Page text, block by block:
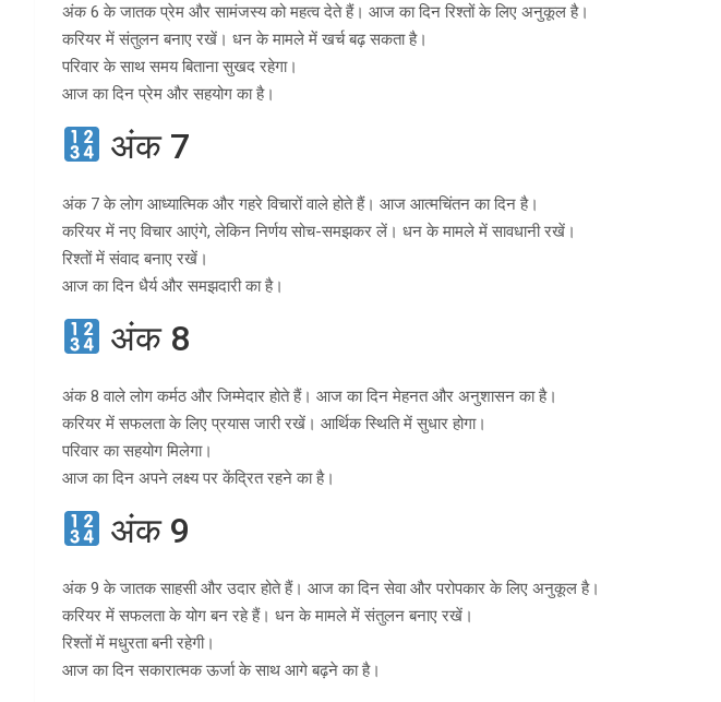
अंक 6 के जातक प्रेम और सामंजस्य को महत्व देते हैं। आज का दिन रिश्तों के लिए अनुकूल है।
करियर में संतुलन बनाए रखें। धन के मामले में खर्च बढ़ सकता है।
परिवार के साथ समय बिताना सुखद रहेगा।
आज का दिन प्रेम और सहयोग का है।
अंक 7
अंक 7 के लोग आध्यात्मिक और गहरे विचारों वाले होते हैं। आज आत्मचिंतन का दिन है।
करियर में नए विचार आएंगे, लेकिन निर्णय सोच-समझकर लें। धन के मामले में सावधानी रखें।
रिश्तों में संवाद बनाए रखें।
आज का दिन धैर्य और समझदारी का है।
अंक 8
अंक 8 वाले लोग कर्मठ और जिम्मेदार होते हैं। आज का दिन मेहनत और अनुशासन का है।
करियर में सफलता के लिए प्रयास जारी रखें। आर्थिक स्थिति में सुधार होगा।
परिवार का सहयोग मिलेगा।
आज का दिन अपने लक्ष्य पर केंद्रित रहने का है।
अंक 9
अंक 9 के जातक साहसी और उदार होते हैं। आज का दिन सेवा और परोपकार के लिए अनुकूल है।
करियर में सफलता के योग बन रहे हैं। धन के मामले में संतुलन बनाए रखें।
रिश्तों में मधुरता बनी रहेगी।
आज का दिन सकारात्मक ऊर्जा के साथ आगे बढ़ने का है।